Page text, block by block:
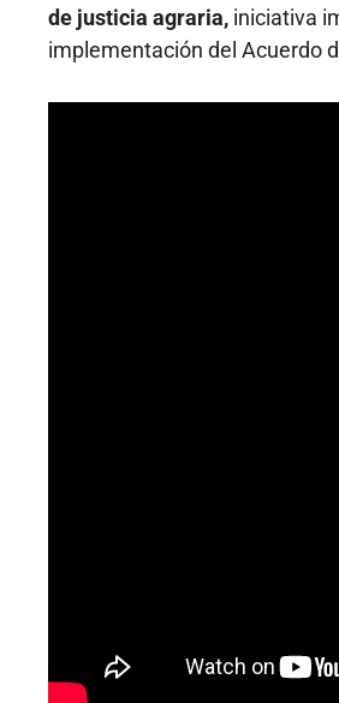
de justicia agraria, iniciativa
implementación del Acuerdo